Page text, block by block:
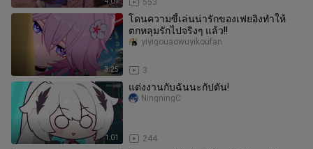
553
3:25
โดนความขี้เล่นน่ารักของเฟยอิงทำให้
ตกหลุมรักไปจริงๆ แล้ว!!
3
yiyigouaowuyikoufan
1:01
แต่งงานกับฉันนะกัปตัน!
244
NingningC